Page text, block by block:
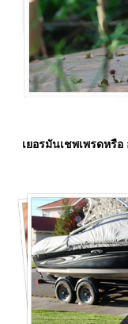
เยอรมันเชพเพรดหรื